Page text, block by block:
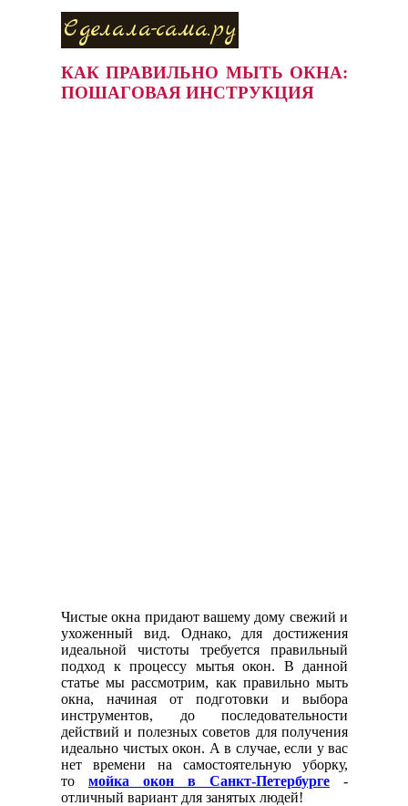
Сделала-сама.ру
КАК ПРАВИЛЬНО МЫТЬ ОКНА:
ПОШАГОВАЯ ИНСТРУКЦИЯ
Чистые окна придают вашему дому свежий и
ухоженный вид. Однако, для достижения
идеальной чистоты требуется правильный
подход к процессу мытья окон. В данной
статье мы рассмотрим, как правильно мыть
окна, начиная от подготовки и выбора
инструментов, до последовательности
действий и полезных советов для получения
идеально чистых окон. А в случае, если у вас
нет времени на самостоятельную уборку,
то мойка окон в Санкт-Петербурге -
отличный вариант для занятых людей!